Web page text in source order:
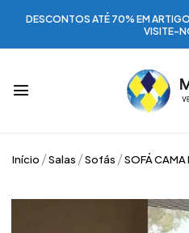
DESCONTOS ATÉ 70% EM
VISITE-
Início Salas Sofás SOFÁ CAMA